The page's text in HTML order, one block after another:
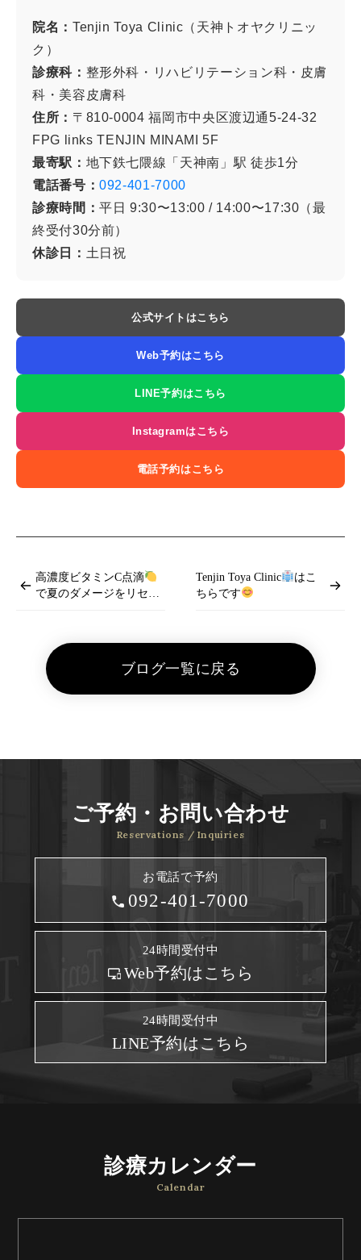
院名： Tenjin Toya Clinic（天神トオヤクリニッ
ク）
診療科： 整形外科・リハビリテーション科・皮膚
科・美容皮膚科
住所： 〒810-0004 福岡市中央区渡辺通5-24-32
FPG links TENJIN MINAMI 5F
最寄駅： 地下鉄七隈線「天神南」駅 徒歩1分
電話番号：092-401-7000
診療時間：平日 9:30〜13:00 / 14:00〜17:30（最
終受付30分前）
休診日： 土日祝
公式サイトはこちら
Web予約はこちら
LINE予約はこちら
Instagramはこちら
電話予約はこちら
高濃度ビタミンC点滴
で夏のダメージをリセッ
Tenjin Toya Clinic
はこ
ちらです
ブログ一覧に戻る
ご予約・お問い合わせ
Reservations / Inquiries
お電話で予約
092-401-7000
24時間受付中
Web予約はこちら
24時間受付中
LINE予約はこちら
診療カレンダー
Calendar